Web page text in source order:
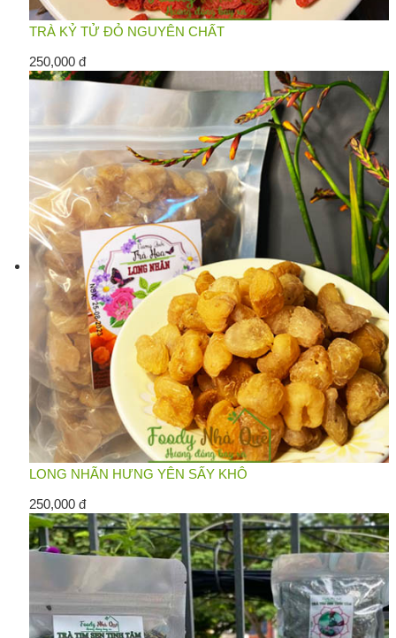
TRÀ KỶ TỬ ĐỎ NGUYÊN CHẤT
250,000 đ
LONG NHÃN HƯNG YÊN SẤY KHÔ
250,000 đ